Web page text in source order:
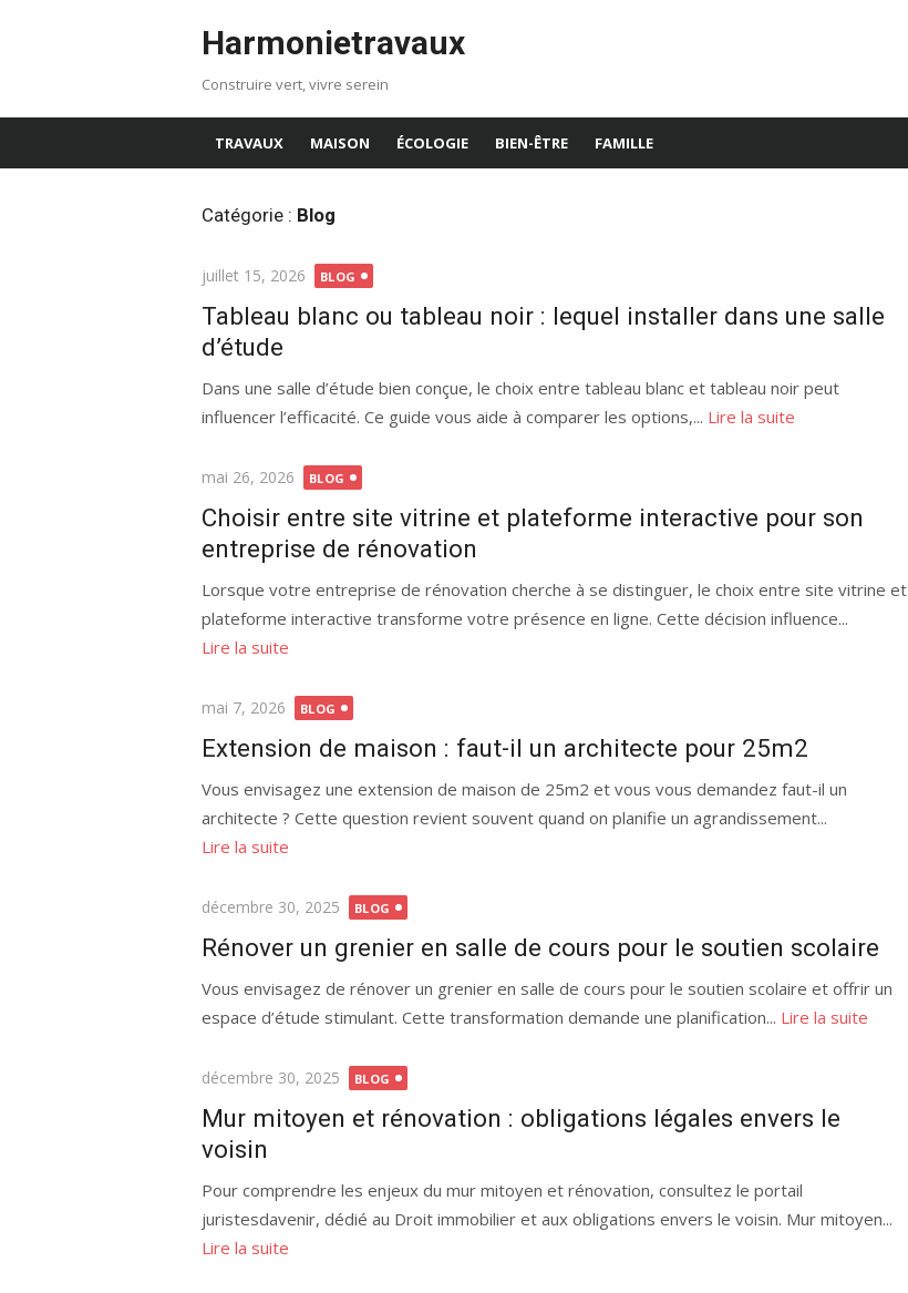
Harmonietravaux
Construire vert, vivre serein
TRAVAUX MAISON ÉCOLOGIE BIEN-ÊTRE FAMILLE
Catégorie : Blog
Publié
juillet 15, 2026 BLOG
Tableau blanc ou tableau noir : lequel installer dans une salle
d’étude
Dans une salle d’étude bien conçue, le choix entre tableau blanc et tableau noir peut
influencer l’efficacité. Ce guide vous aide à comparer les options,... Lire la suite
Publié
mai 26, 2026 BLOG
Choisir entre site vitrine et plateforme interactive pour son
entreprise de rénovation
Lorsque votre entreprise de rénovation cherche à se distinguer, le choix entre site vitrine et
plateforme interactive transforme votre présence en ligne. Cette décision influence...
Lire la suite
Publié
mai 7, 2026 BLOG
Extension de maison : faut-il un architecte pour 25m2
Vous envisagez une extension de maison de 25m2 et vous vous demandez faut-il un
architecte ? Cette question revient souvent quand on planifie un agrandissement...
Lire la suite
Publié
décembre 30, 2025 BLOG
Rénover un grenier en salle de cours pour le soutien scolaire
Vous envisagez de rénover un grenier en salle de cours pour le soutien scolaire et offrir un
espace d’étude stimulant. Cette transformation demande une planification... Lire la suite
Publié
décembre 30, 2025 BLOG
Mur mitoyen et rénovation : obligations légales envers le
voisin
Pour comprendre les enjeux du mur mitoyen et rénovation, consultez le portail
juristesdavenir, dédié au Droit immobilier et aux obligations envers le voisin. Mur mitoyen...
Lire la suite